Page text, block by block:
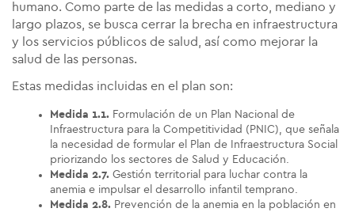
humano. Como parte de las medidas a corto, mediano y
largo plazos, se busca cerrar la brecha en infraestructura
y los servicios públicos de salud, así como mejorar la
salud de las personas.
Estas medidas incluidas en el plan son:
Medida 1.1. Formulación de un Plan Nacional de
Infraestructura para la Competitividad (PNIC), que señala
la necesidad de formular el Plan de Infraestructura Social
priorizando los sectores de Salud y Educación.
Medida 2.7. Gestión territorial para luchar contra la
anemia e impulsar el desarrollo infantil temprano.
Medida 2.8. Prevención de la anemia en la población en